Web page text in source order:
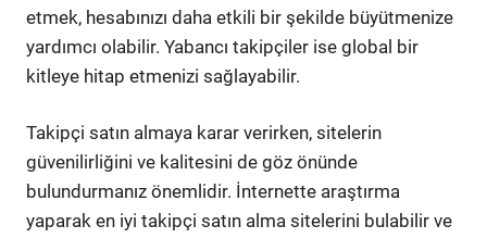
etmek, hesabınızı daha etkili bir şekilde büyütmenize
yardımcı olabilir. Yabancı takipçiler ise global bir
kitleye hitap etmenizi sağlayabilir.
Takipçi satın almaya karar verirken, sitelerin
güvenilirliğini ve kalitesini de göz önünde
bulundurmanız önemlidir. İnternette araştırma
yaparak en iyi takipçi satın alma sitelerini bulabilir ve